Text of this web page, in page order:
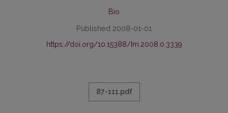
Bio
Published 2008-01-01
https://doi.org/10.15388/Im.2008.0.3339
87-111.pdf